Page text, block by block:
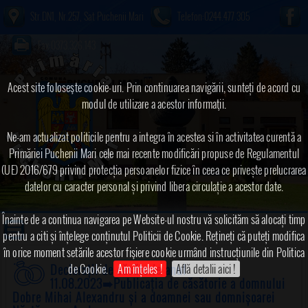
Acest site foloseşte cookie-uri. Prin continuarea navigării, sunteți de acord cu
modul de utilizare a acestor informaţii.
Ne-am actualizat politicile pentru a integra în acestea si în activitatea curentă a
Primăriei Puchenii Mari cele mai recente modificări propuse de Regulamentul
(UE) 2016/679 privind protecția persoanelor fizice în ceea ce privește prelucrarea
datelor cu caracter personal și privind libera circulație a acestor date.
Înainte de a continua navigarea pe Website-ul nostru vă solicităm să alocați timp
pentru a citi și înțelege conținutul Politicii de Cookie. Rețineți că puteți modifica
în orice moment setările acestor fişiere cookie urmând instrucțiunile din Politica
de Cookie. Am înțeles ! Află detalii aici !
Telefon:0244.477.305
Declarații de căsătorie anul
11.08.2023 ➠Publicația de căsătorie a domnului
Dobre Mihai Alexandru și a doamnei sau domnișoarei